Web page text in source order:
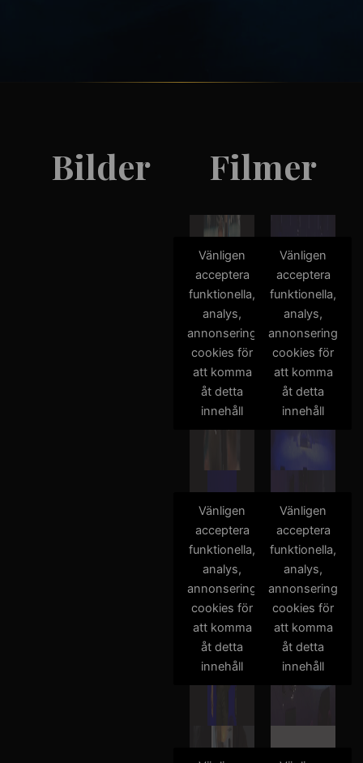
Bilder Filmer
Vänligen
acceptera
funktionella,
analys,
annonsering
cookies för
att komma
åt detta
innehåll
Vänligen
acceptera
funktionella,
analys,
annonsering
cookies för
att komma
åt detta
innehåll
Vänligen
acceptera
funktionella,
analys,
annonsering
cookies för
att komma
åt detta
innehåll
Vänligen
acceptera
funktionella,
analys,
annonsering
cookies för
att komma
åt detta
innehåll